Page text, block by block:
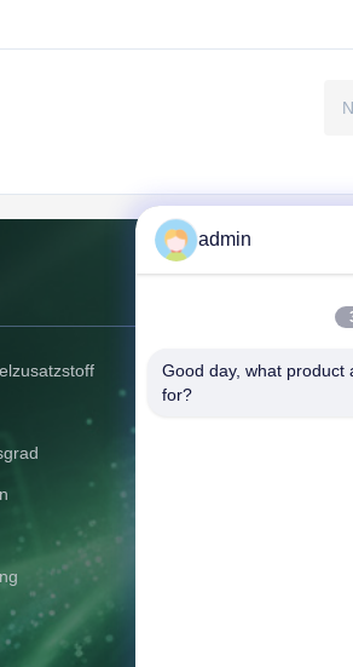
Adresse:
admin
Good day, what product
for?